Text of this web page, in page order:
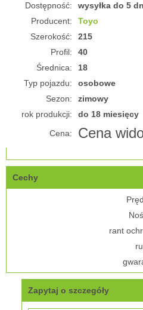
Dostępność:
wysyłka do 5
Producent:
Toyo
Szerokość:
215
Profil:
40
Średnica:
18
Typ pojazdu:
osobowe
Sezon:
zimowy
rok produkcji:
do 18 miesięcy
Cena:
Cena
Cechy
rant
Zapytaj o szczegóły